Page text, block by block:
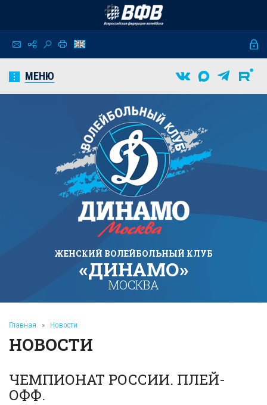
МЕНЮ
ЖЕНСКИЙ ВОЛЕЙБОЛЬНЫЙ КЛУБ
«ДИНАМО»
МОСКВА
Главная » Новости
НОВОСТИ
ЧЕМПИОНАТ РОССИИ. ПЛЕЙ-
ОФФ.